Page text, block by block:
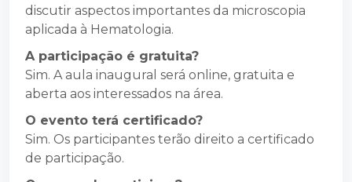
discutir aspectos importantes da microscopia
aplicada à Hematologia.
A participação é gratuita?
Sim. A aula inaugural será online, gratuita e
aberta aos interessados na área.
O evento terá certificado?
Sim. Os participantes terão direito a certificado
de participação.